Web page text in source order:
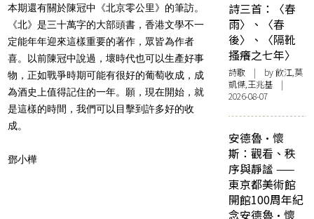
本期還有關於陳冠中《北京零公里》的筆訪。
《北》是三十萬字的大部頭書，香港文學不一
定能年年迎來這樣重要的著作，眾皆為作者
喜。以前陳冠中說過，壞時代也可以生產好事
物，正如戰爭時期可能有很好的葡萄收成，成
為酒史上值得記住的一年。願，現在開始，就
是這樣的時間，我們可以目擊到許多好的收
成。
鄧小樺
詩三首：〈春
雨〉、〈春
後〉、〈隔靴
搔癢之七年〉
詩歌 | by 飲江,莫
凱傑,王兆基 |
2026-08-07
安德魯·懷
斯：觀看、秩
序與靜謐 ——
東京都美術館
開館100周年紀
念安德魯·懷